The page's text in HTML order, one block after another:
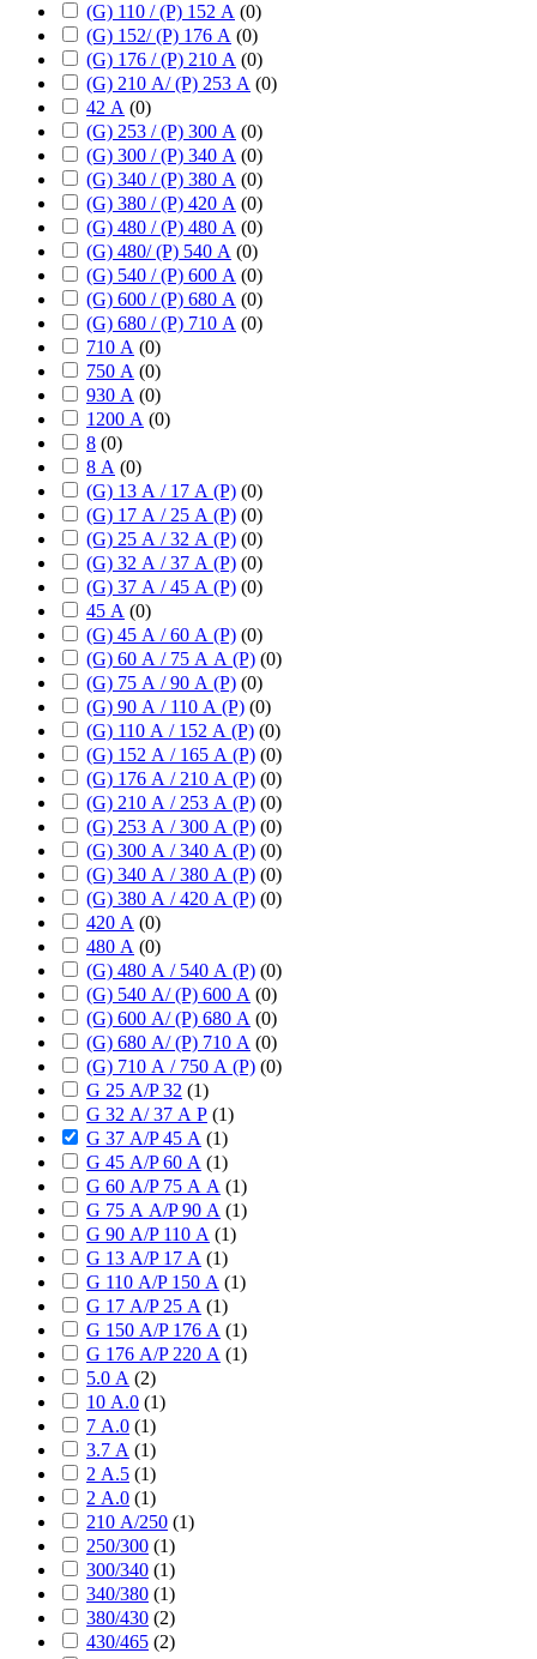
(G) 110 / (P) 152 А (0)
(G) 152/ (P) 176 А (0)
(G) 176 / (P) 210 А (0)
(G) 210 А/ (P) 253 А (0)
42 А (0)
(G) 253 / (P) 300 А (0)
(G) 300 / (P) 340 А (0)
(G) 340 / (P) 380 А (0)
(G) 380 / (P) 420 А (0)
(G) 480 / (P) 480 А (0)
(G) 480/ (P) 540 А (0)
(G) 540 / (P) 600 А (0)
(G) 600 / (P) 680 А (0)
(G) 680 / (P) 710 А (0)
710 А (0)
750 А (0)
930 А (0)
1200 А (0)
8 (0)
8 А (0)
(G) 13 А / 17 А (P) (0)
(G) 17 А / 25 А (P) (0)
(G) 25 А / 32 А (P) (0)
(G) 32 А / 37 А (P) (0)
(G) 37 А / 45 А (P) (0)
45 А (0)
(G) 45 А / 60 А (P) (0)
(G) 60 А / 75 А А (P) (0)
(G) 75 А / 90 А (P) (0)
(G) 90 А / 110 А (P) (0)
(G) 110 А / 152 А (P) (0)
(G) 152 А / 165 А (P) (0)
(G) 176 А / 210 А (P) (0)
(G) 210 А / 253 А (P) (0)
(G) 253 А / 300 А (P) (0)
(G) 300 А / 340 А (P) (0)
(G) 340 А / 380 А (P) (0)
(G) 380 А / 420 А (P) (0)
420 А (0)
480 А (0)
(G) 480 А / 540 А (P) (0)
(G) 540 А/ (P) 600 А (0)
(G) 600 А/ (P) 680 А (0)
(G) 680 А/ (P) 710 А (0)
(G) 710 А / 750 А (P) (0)
G 25 А/P 32 (1)
G 32 А/ 37 А P (1)
G 37 А/P 45 А (1)
G 45 А/P 60 А (1)
G 60 А/P 75 А А (1)
G 75 А А/P 90 А (1)
G 90 А/P 110 А (1)
G 13 А/P 17 А (1)
G 110 А/P 150 А (1)
G 17 А/P 25 А (1)
G 150 А/P 176 А (1)
G 176 А/P 220 А (1)
5.0 А (2)
10 А.0 (1)
7 А.0 (1)
3.7 А (1)
2 А.5 (1)
2 А.0 (1)
210 А/250 (1)
250/300 (1)
300/340 (1)
340/380 (1)
380/430 (2)
430/465 (2)